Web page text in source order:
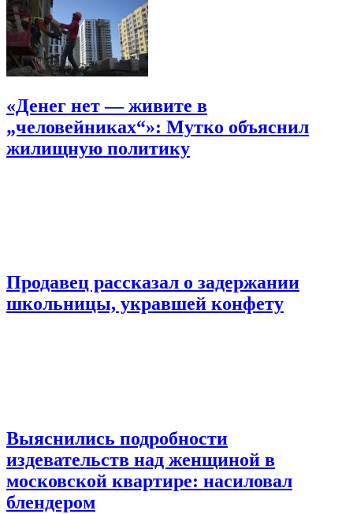
«Денег нет — живите в
„человейниках“»: Мутко объяснил
жилищную политику
Продавец рассказал о задержании
школьницы, укравшей конфету
Выяснились подробности
издевательств над женщиной в
московской квартире: насиловал
блендером